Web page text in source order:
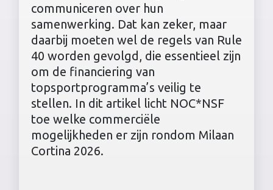
communiceren over hun
samenwerking. Dat kan zeker, maar
daarbij moeten wel de regels van Rule
40 worden gevolgd, die essentieel zijn
om de financiering van
topsportprogramma’s veilig te
stellen. In dit artikel licht NOC*NSF
toe welke commerciële
mogelijkheden er zijn rondom Milaan
Cortina 2026.